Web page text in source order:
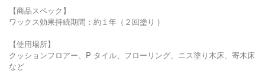
【商品スペック】
ワックス効果持続期間：約１年（２回塗り )
【使用場所】
クッションフロアー、P タイル、フローリング、ニス塗り木床、寄木床
など